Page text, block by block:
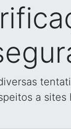
a sites